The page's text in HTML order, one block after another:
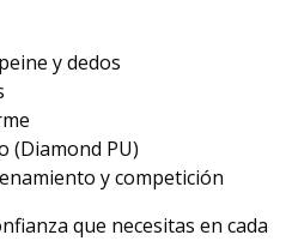
y dedos
(Diamond PU)
y competición
que necesitas en cada